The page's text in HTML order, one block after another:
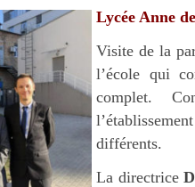
Lycée Anne
Visite de la
l’école qui
complet.
différents.
La directrice